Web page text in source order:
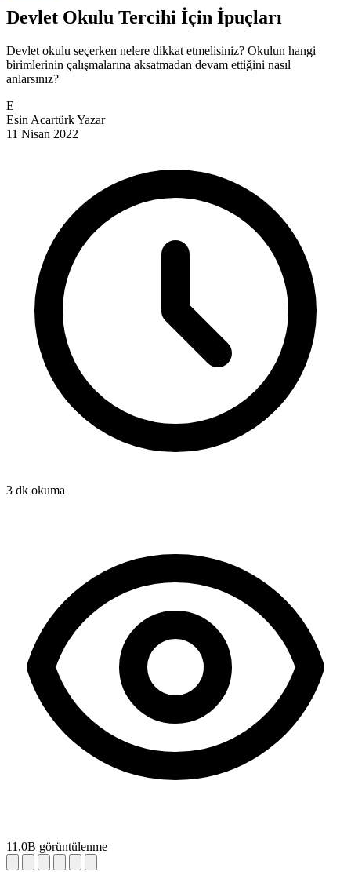
Devlet Okulu Tercihi İçin İpuçları
Devlet okulu seçerken nelere dikkat etmelisiniz? Okulun hangi
birimlerinin çalışmalarına aksatmadan devam ettiğini nasıl
anlarsınız?
E
Esin AcartürkYazar
11 Nisan 2022
3 dk okuma
11,0B görüntülenme